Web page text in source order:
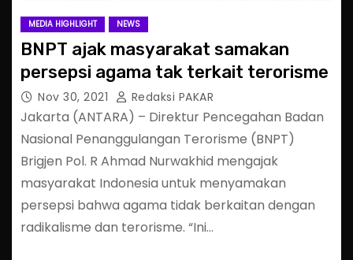
MEDIA HIGHLIGHT NEWS
BNPT ajak masyarakat samakan
persepsi agama tak terkait terorisme
Nov 30, 2021 Redaksi PAKAR
Jakarta (ANTARA) – Direktur Pencegahan Badan
Nasional Penanggulangan Terorisme (BNPT)
Brigjen Pol. R Ahmad Nurwakhid mengajak
masyarakat Indonesia untuk menyamakan
persepsi bahwa agama tidak berkaitan dengan
radikalisme dan terorisme. “Ini…